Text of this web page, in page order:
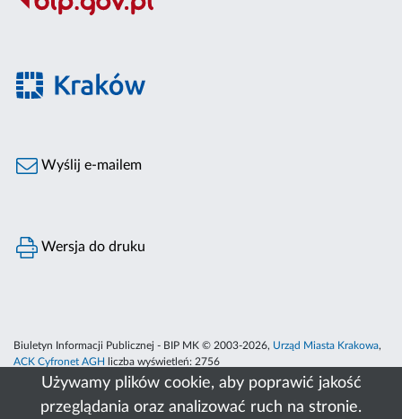
Używamy plików cookie, aby poprawić jakość
przeglądania oraz analizować ruch na stronie.
Wyślij e-mailem
Wersja do druku
Biuletyn Informacji Publicznej - BIP MK © 2003-2026, Urząd Miasta Krakowa,
ACK Cyfronet AGH
liczba wyświetleń: 2756